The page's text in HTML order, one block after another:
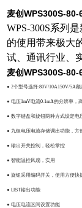
麦创WPS300S-
WPS-300S系列
的使用带来极大
试、通讯行业、
麦创WPS300S-
● 2个型号选择:80V/10A150V/5A额
● 电压1mV电流0.1mA的分辨率，
● 数字键盘和旋钮两种方式设定电
● 九组电压电流存储调出功能，方
● 输出开关控制，轻松掌控
● 智能温控风扇，实用
● 旋钮采用编码开关，使用方便快
● LIST输出功能
● 电压电流区间设置功能